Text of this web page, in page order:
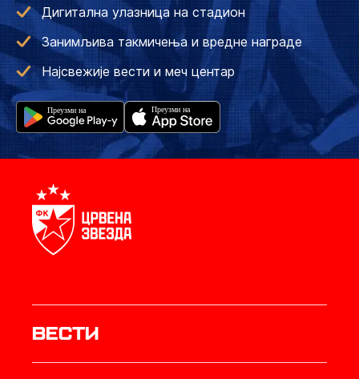
Дигитална улазница на стадион
Занимљива такмичења и вредне награде
Најсвежије вести и меч центар
Вести